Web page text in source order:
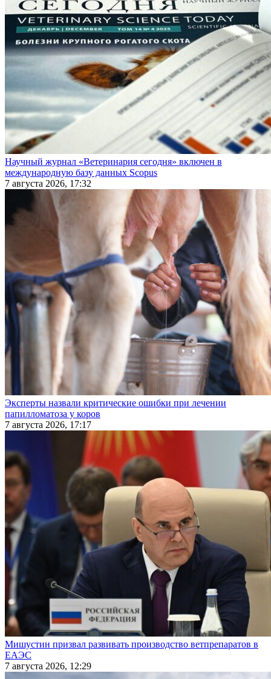
Научный журнал «Ветеринария сегодня» включен в
международную базу данных Scopus
7 августа 2026, 17:32
Эксперты назвали критические ошибки при лечении
папилломатоза у коров
7 августа 2026, 17:17
Мишустин призвал развивать производство ветпрепаратов в
ЕАЭС
7 августа 2026, 12:29